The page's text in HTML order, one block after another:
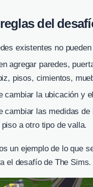
del
existentes no
agregar paredes,
pisos, cimientos,
cambiar la ubicación y
cambiar las medidas de
a otro tipo de valla.
un ejemplo de lo que
el desafío de The Sims.